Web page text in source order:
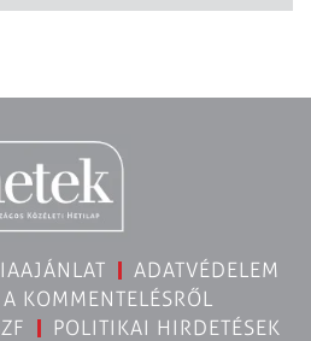
ADATVÉDELEM
KOMMENTELÉSRŐL
POLITIKAI HIRDETÉSEK